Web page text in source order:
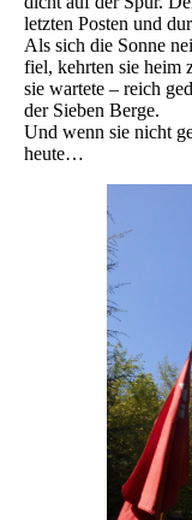
letzten Posten und
Als sich die Sonne
fiel, kehrten sie heim
sie wartete – reich
der Sieben Berge.
Und wenn sie nicht
heute…